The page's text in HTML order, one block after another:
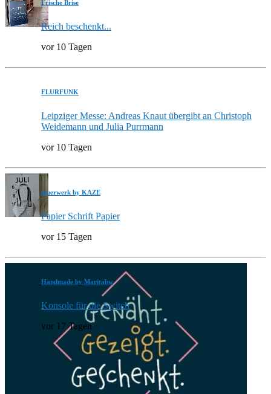
Frische Brise
Reich beschenkt...
vor 10 Tagen
FLURFUNK
Leipziger Messe: Andreas Knaut übergibt an Christoph
Weidemann und Julia Purrmann
vor 10 Tagen
feuerwerk by KAZE
Papier Schrift Papier
vor 15 Tagen
Handmade by Maritabw
Konsole für die Switch
vor 17 Tagen